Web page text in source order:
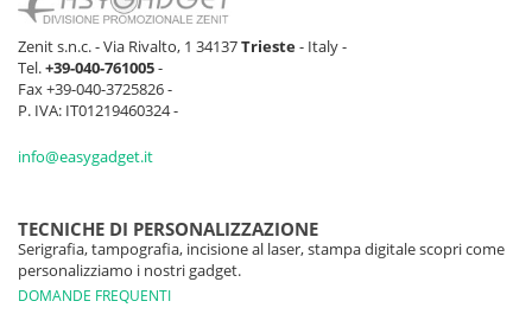
Zenit s.n.c. - Via Rivalto, 1 34137Trieste- Italy -
Tel.+39-040-761005-
Fax +39-040-3725826 -
P. IVA: IT01219460324 -
info@easygadget.it
TECNICHE DI PERSONALIZZAZIONE
Serigrafia, tampografia, incisione al laser, stampa digitale scopri come
personalizziamo i nostri gadget.
DOMANDE FREQUENTI